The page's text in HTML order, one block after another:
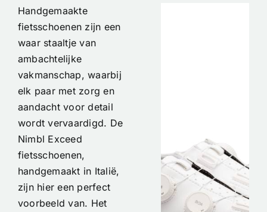
Handgemaakte
fietsschoenen zijn een
waar staaltje van
ambachtelijke
vakmanschap, waarbij
elk paar met zorg en
aandacht voor detail
wordt vervaardigd. De
Nimbl Exceed
fietsschoenen,
handgemaakt in Italië,
zijn hier een perfect
voorbeeld van. Het